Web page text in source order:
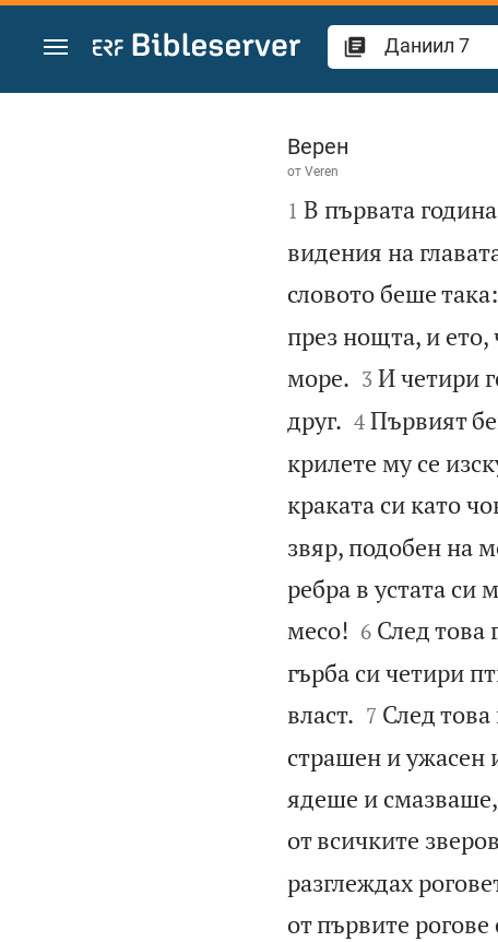
Преминете към съдържанието
Даниил 7
Верен
от Veren

1 В първата
видения на
словото беше така:
през нощта, и ето,
море.
3 И четири
друг.
4 Първият
крилете му се
краката си като
звяр, подобен на
ребра в устата си
месо!
6 След това
гърба си четири
власт.
7 След
страшен и ужасен
ядеше и смазваше,
от всичките
разглеждах
от първите